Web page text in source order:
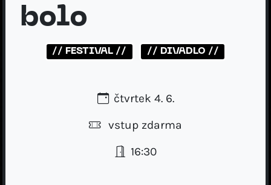
bolo
// FESTIVAL // // DIVADLO //
čtvrtek 4. 6.
vstup zdarma
16:30